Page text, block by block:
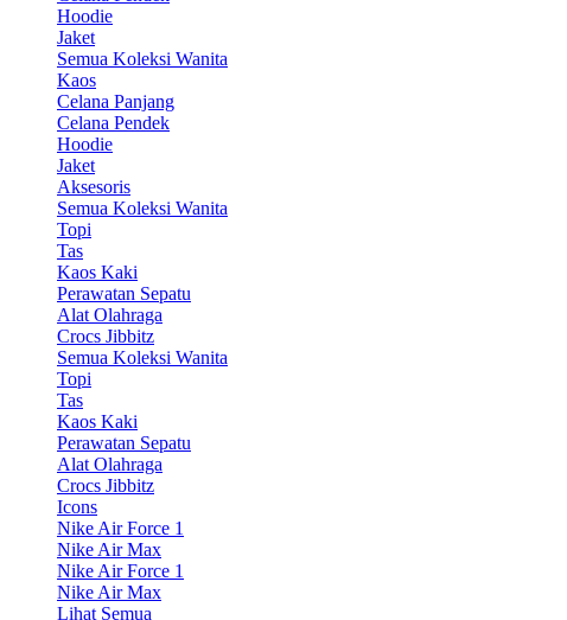
Hoodie
Jaket
Semua Koleksi Wanita
Kaos
Celana Panjang
Celana Pendek
Hoodie
Jaket
Aksesoris
Semua Koleksi Wanita
Topi
Tas
Kaos Kaki
Perawatan Sepatu
Alat Olahraga
Crocs Jibbitz
Semua Koleksi Wanita
Topi
Tas
Kaos Kaki
Perawatan Sepatu
Alat Olahraga
Crocs Jibbitz
Icons
Nike Air Force 1
Nike Air Max
Nike Air Force 1
Nike Air Max
Lihat Semua